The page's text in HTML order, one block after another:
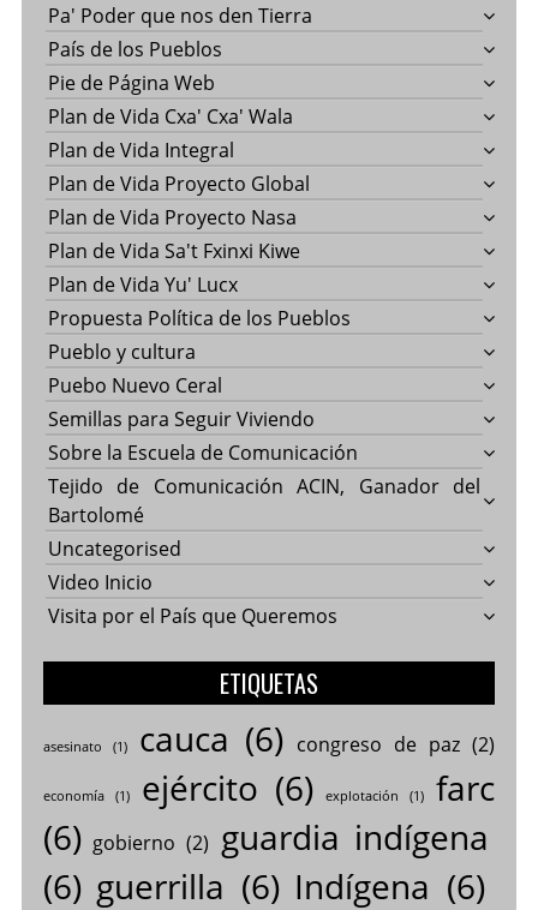
Pa' Poder que nos den Tierra
País de los Pueblos
Pie de Página Web
Plan de Vida Cxa' Cxa' Wala
Plan de Vida Integral
Plan de Vida Proyecto Global
Plan de Vida Proyecto Nasa
Plan de Vida Sa't Fxinxi Kiwe
Plan de Vida Yu' Lucx
Propuesta Política de los Pueblos
Pueblo y cultura
Puebo Nuevo Ceral
Semillas para Seguir Viviendo
Sobre la Escuela de Comunicación
Tejido de Comunicación ACIN, Ganador del
Bartolomé
Uncategorised
Video Inicio
Visita por el País que Queremos
ETIQUETAS
asesinato (1) cauca (6) congreso de paz(2)
economía(1) ejército (6) explotación (1)
farc
(6) gobierno (2) guardia indígena
(6) guerrilla (6) Indígena (6)